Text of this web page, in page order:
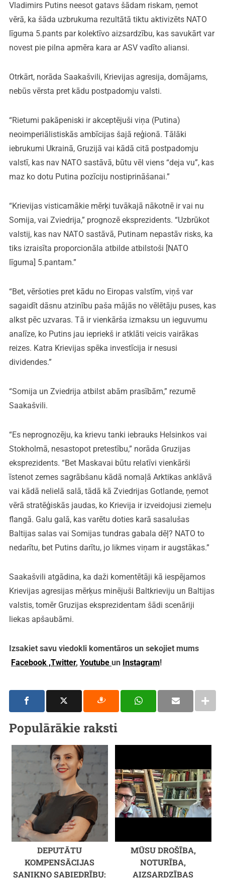
Vladimirs Putins neesot gatavs šādam riskam, ņemot
vērā, ka šāda uzbrukuma rezultātā tiktu aktivizēts NATO
līguma 5.pants par kolektīvo aizsardzību, kas savukārt var
novest pie pilna apmēra kara ar ASV vadīto aliansi.
Otrkārt, norāda Saakašvili, Krievijas agresija, domājams,
nebūs vērsta pret kādu postpadomju valsti.
“Rietumi pakāpeniski ir akceptējuši viņa (Putina)
neoimperiālistiskās ambīcijas šajā reģionā. Tālāki
iebrukumi Ukrainā, Gruzijā vai kādā citā postpadomju
valstī, kas nav NATO sastāvā, būtu vēl viens “deja vu”, kas
maz ko dotu Putina pozīciju nostiprināšanai.”
“Krievijas visticamākie mērķi tuvākajā nākotnē ir vai nu
Somija, vai Zviedrija,” prognozē eksprezidents. “Uzbrūkot
valstij, kas nav NATO sastāvā, Putinam nepastāv risks, ka
tiks izraisīta proporcionāla atbilde atbilstoši [NATO
līguma] 5.pantam.”
“Bet, vēršoties pret kādu no Eiropas valstīm, viņš var
sagaidīt dāsnu atzinību paša mājās no vēlētāju puses, kas
alkst pēc uzvaras. Tā ir vienkārša izmaksu un ieguvumu
analīze, ko Putins jau iepriekš ir atklāti veicis vairākas
reizes. Katra Krievijas spēka investīcija ir nesusi
dividendes.”
“Somija un Zviedrija atbilst abām prasībām,” rezumē
Saakašvili.
“Es neprognozēju, ka krievu tanki iebrauks Helsinkos vai
Stokholmā, nesastopot pretestību,” norāda Gruzijas
eksprezidents. “Bet Maskavai būtu relatīvi vienkārši
īstenot zemes sagrābšanu kādā nomaļā Arktikas anklāvā
vai kādā nelielā salā, tādā kā Zviedrijas Gotlande, ņemot
vērā stratēģiskās jaudas, ko Krievija ir izveidojusi ziemeļu
flangā. Galu galā, kas varētu doties karā sasalušas
Baltijas salas vai Somijas tundras gabala dēļ? NATO to
nedarītu, bet Putins darītu, jo likmes viņam ir augstākas.”
Saakašvili atgādina, ka daži komentētāji kā iespējamos
Krievijas agresijas mērķus minējuši Baltkrieviju un Baltijas
valstis, tomēr Gruzijas eksprezidentam šādi scenāriji
liekas apšaubāmi.
Izsakiet savu viedokli komentāros un sekojiet mums
Facebook ,Twitter, Youtube un Instagram!
Populārākie raksti
DEPUTĀTU
KOMPENSĀCIJAS
SANIKNO SABIEDRĪBU:
MŪSU DROŠĪBA,
NOTURĪBA,
AIZSARDZĪBAS